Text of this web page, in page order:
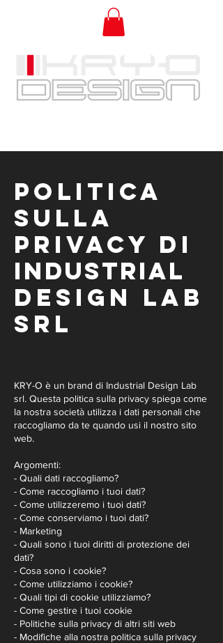
Politica
sulla
Privacy di
Industrial
Design Lab
srl
KRY-O è un brand di Industrial Design Lab
srl. Questa politica sulla privacy spiega come
la nostra società utilizza i dati personali che
raccogliamo da te quando usi il nostro sito
web.
Argomenti:
- Quali dati raccogliamo?
- Come raccogliamo i tuoi dati?
- Come utilizzeremo i tuoi dati?
- Come conserviamo i tuoi dati?
- Marketing
- Quali sono i tuoi diritti di protezione dei
dati?
- Cosa sono i cookie?
- Come utilizziamo i cookie?
- Quali tipi di cookie utilizziamo?
- Come gestire i tuoi cookie
- Politiche sulla privacy di altri siti web
- Modifiche alla nostra politica sulla privacy